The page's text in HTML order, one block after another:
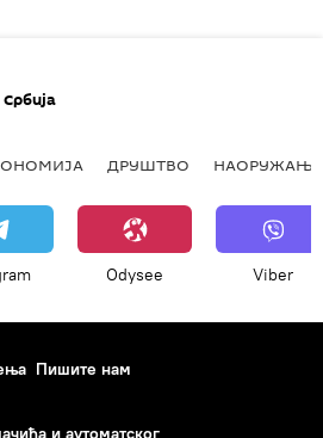
Србија
ДРУШТВО НАОРУЖАЊЕ
Odysee Viber
Пишите нам